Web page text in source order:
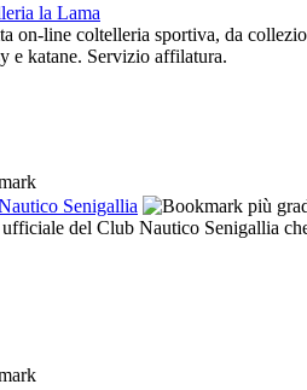
la Lama
on-line coltelleria sportiva, da
e katane. Servizio affilatura.
Senigallia
del Club Nautico Senigallia